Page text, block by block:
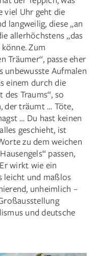
viel Uhr geht die
langweilig, diese „an
allerhöchstens „das
Zum
Träumer“, passe eher
unbewusste Aufmalen
einem durch die
des Traums“, so
der träumt … Töte,
… Du hast keinen
geschieht, ist
zu dem weichen
passen,
wirkt wie ein
leicht und maßlos
unheimlich –
und deutsche